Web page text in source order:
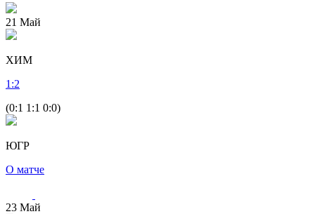
21 Май
ХИМ
1 :2
(0:1 1:1 0:0)
ЮГР
О матче
23 Май